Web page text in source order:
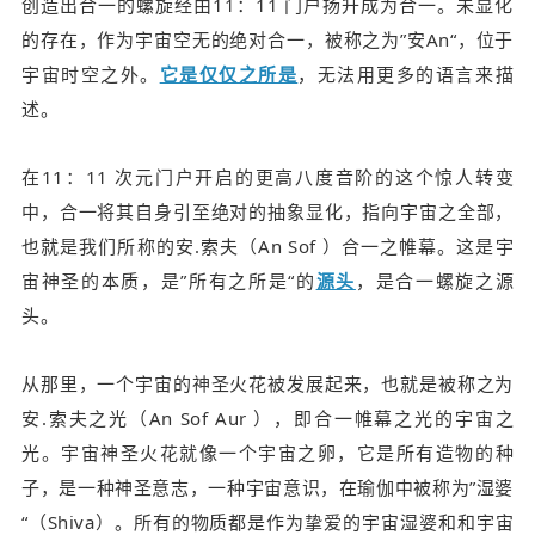
的存在，作为宇宙空无的绝对合一，被称之为”安An“，位于
宇宙时空之外。 它是仅仅之所是，无法用更多的语言来描
述。
在11：11 次元门户开启的更高八度音阶的这个惊人转变
中，合一将其自身引至绝对的抽象显化，指向宇宙之全部，
也就是我们所称的安.索夫（An Sof ） 合一之帷幕。这是宇
宙神圣的本质，是”所有之所是“的源头 ，是合一螺旋之源
头。
从那里，一个宇宙的神圣火花被发展起来，也就是被称之为
安.索夫之光（An Sof Aur ），即合一帷幕之光的宇宙之
光。宇宙神圣火花就像一个宇宙之卵，它是所有造物的种
子，是一种神圣意志，一种宇宙意识，在瑜伽中被称为”湿婆
“（Shiva）。所有的物质都是作为挚爱的宇宙湿婆和和宇宙